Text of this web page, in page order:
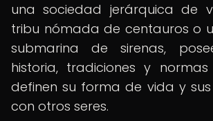
una sociedad jerárquica de
tribu nómada de centauros o
submarina de sirenas,
historia, tradiciones y
definen su forma de vida y
con otros seres.